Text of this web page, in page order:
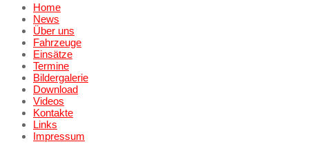
Home
News
Über uns
Fahrzeuge
Einsätze
Termine
Bildergalerie
Download
Videos
Kontakte
Links
Impressum